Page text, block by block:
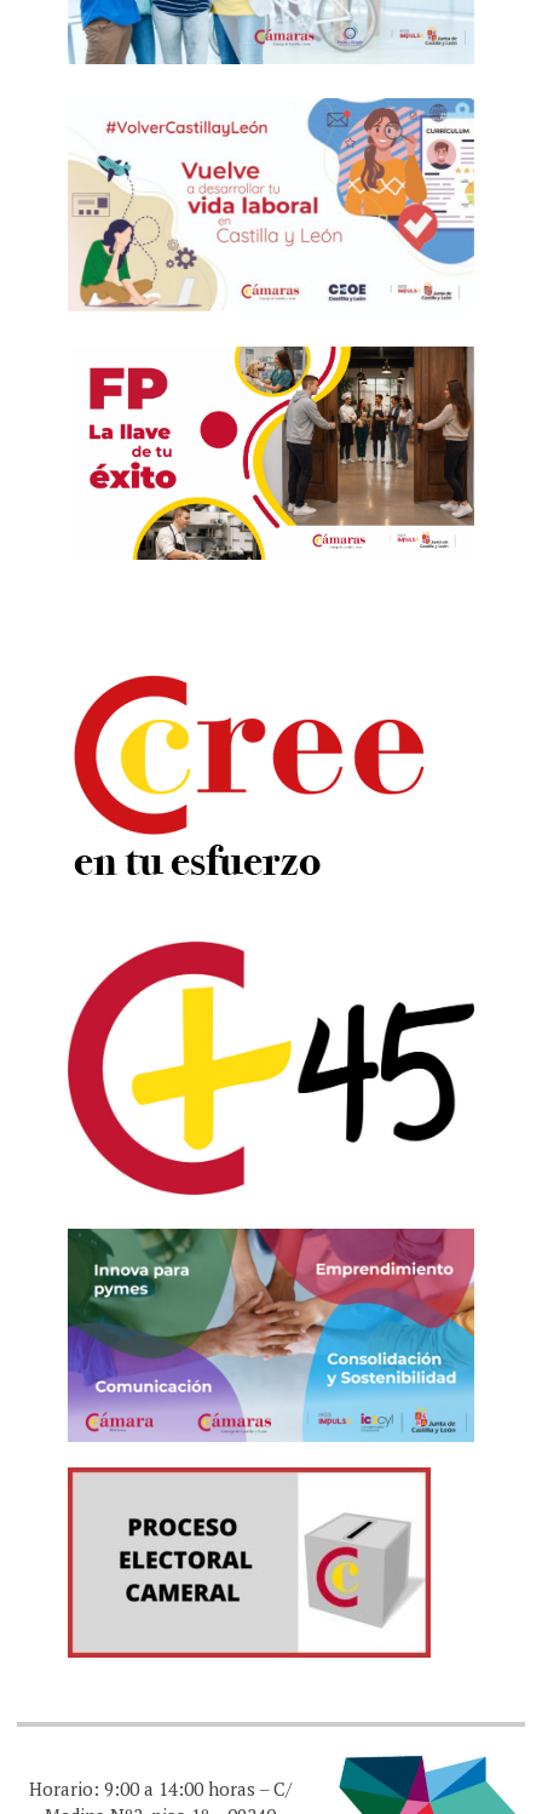
Horario: 9:00 a 14:00 horas – C/